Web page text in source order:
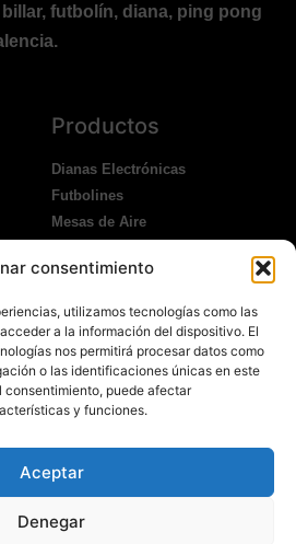
consentimiento
utilizamos tecnologías como las
a la información del dispositivo. El
nos permitirá procesar datos como
o las identificaciones únicas en este
consentimiento, puede afectar
y funciones.
Aceptar
Denegar
futbolín, diana, ping pong
Productos
Dianas Electrónicas
Futbolines
Mesas de Aire
Ping Pong Exterior
Legales
Aviso Legal
Política de Privacidad
Política de Cookies
Polítíca de RRSS